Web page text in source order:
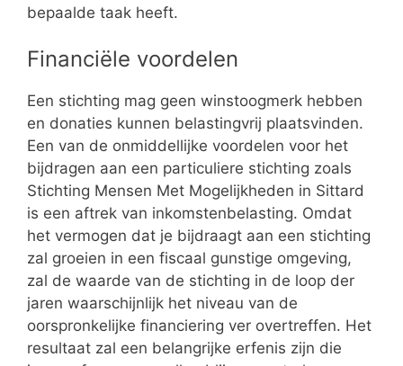
bepaalde taak heeft.
Financiële voordelen
Een stichting mag geen winstoogmerk hebben
en donaties kunnen belastingvrij plaatsvinden.
Een van de onmiddellijke voordelen voor het
bijdragen aan een particuliere stichting zoals
Stichting Mensen Met Mogelijkheden in Sittard
is een aftrek van inkomstenbelasting. Omdat
het vermogen dat je bijdraagt aan een stichting
zal groeien in een fiscaal gunstige omgeving,
zal de waarde van de stichting in de loop der
jaren waarschijnlijk het niveau van de
oorspronkelijke financiering ver overtreffen. Het
resultaat zal een belangrijke erfenis zijn die